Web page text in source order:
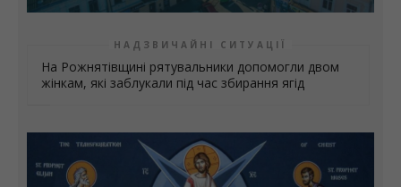
НАДЗВИЧАЙНІ СИТУАЦІЇ
На Рожнятівщині рятувальники допомогли двом
жінкам, які заблукали під час збирання ягід